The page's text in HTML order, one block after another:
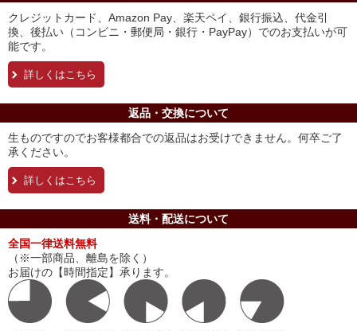
クレジットカード、Amazon Pay、楽天ペイ、銀行振込、代金引
換、後払い（コンビニ・郵便局・銀行・PayPay）でのお支払いが可
能です。
詳しくはこちら
返品・交換について
生ものですのでお客様都合での返品はお受けできません。何卒ご了
承ください。
詳しくはこちら
送料・配送について
全国一律送料無料
（※一部商品、離島を除く）
お届けの【時間指定】承ります。